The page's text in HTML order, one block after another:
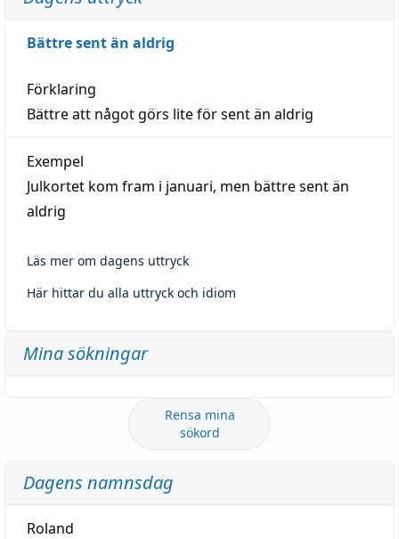
Bättre sent än aldrig
Förklaring
Bättre att något görs lite för sent än aldrig
Exempel
Julkortet kom fram i januari, men bättre sent än
aldrig
Läs mer om dagens uttryck
Här hittar du alla uttryck och idiom
Mina sökningar
Rensa mina
sökord
Dagens namnsdag
Roland